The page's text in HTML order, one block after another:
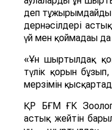
«Бұл астық жейтін
мүлдем зиянсыз,
Қазір олар ұшып,
күздік бидай
жұмыртқалайды.
астында бидай
бастайды», -
«Костанайские